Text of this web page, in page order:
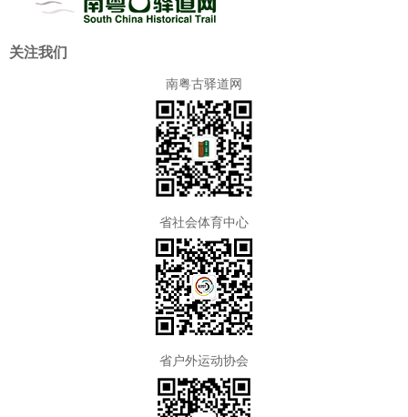
关注我们
南粤古驿道网
省社会体育中心
省户外运动协会